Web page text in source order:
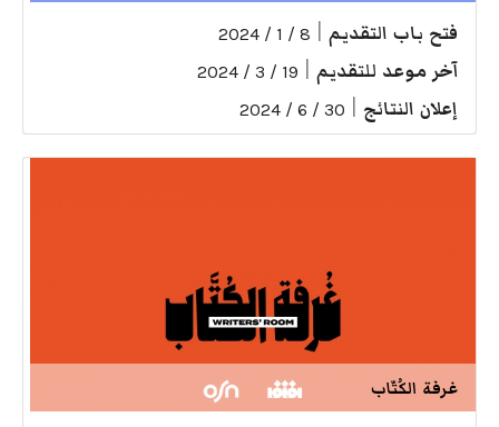
فتح باب التقديم 8 / 1 / 2024
آخر موعد للتقديم 19 / 3 / 2024
إعلان النتائج 30 / 6 / 2024
غرفة الكُتّاب